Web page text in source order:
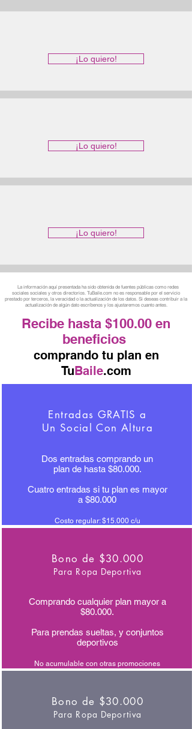
¡Lo quiero!
¡Lo quiero!
¡Lo quiero!
La información aquí presentada ha sido obtenida de fuentes públicas como redes
sociales sociales y otros directorios. TuBaile.com no es responsable por el servicio
prestado por terceros, la veracidad o la actualización de los datos. Si deseas contribuir a la
actualización de algún dato escríbenos y los ajustaremos cuanto antes.
Recibe hasta $100.00 en
beneficios
comprando tu plan en
TuBaile.com
Entradas GRATIS a
Un Social Con Altura
Dos entradas comprando un
plan de hasta $80.000.
Cuatro entradas si tu plan es mayor
a $80.000
Costo regular: $15.000 c/u
Bono de $30.000
Para Ropa Deportiva
Comprando cualquier plan mayor a
$80.000.
Para prendas sueltas, y conjuntos
deportivos
No acumulable con otras promociones
Bono de $30.000
Para Ropa Deportiva